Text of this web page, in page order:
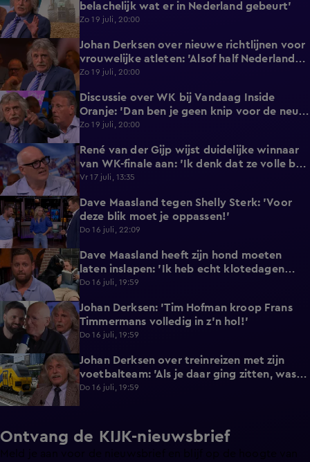
belachelijk wat er in Nederland gebeurt'
Zo 19 juli, 20:00
Johan Derksen over nieuwe richtlijnen voor
vrouwelijke atleten: 'Alsof half Nederland
dan zit te rukken'
Zo 19 juli, 20:00
6:18
Discussie over WK bij Vandaag Inside
Oranje: 'Dan ben je geen knip voor de neus
waard'
Zo 19 juli, 20:00
0:55
René van der Gijp wijst duidelijke winnaar
van WK-finale aan: 'Ik denk dat ze volle bak
gaan!'
Vr 17 juli, 13:35
4:20
Dave Maasland tegen Shelly Sterk: 'Voor
deze blik moet je oppassen!'
Do 16 juli, 22:09
5:05
Dave Maasland heeft zijn hond moeten
laten inslapen: 'Ik heb echt klotedagen
achter de rug'
Do 16 juli, 19:59
3:21
Johan Derksen: 'Tim Hofman kroop Frans
Timmermans volledig in z'n hol!'
Do 16 juli, 19:59
7:12
Johan Derksen over treinreizen met zijn
voetbalteam: 'Als je daar ging zitten, was je
de lul'
Do 16 juli, 19:59
Ontvang de KIJK-nieuwsbrief